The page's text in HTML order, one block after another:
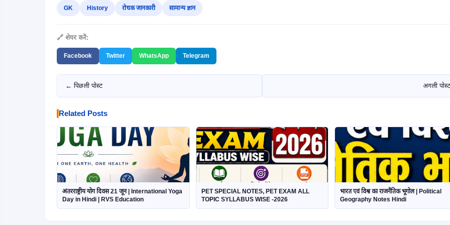
GK History रोचक जानकारी सामान्य ज्ञान
🔗 शेयर करें:
Facebook Twitter WhatsApp Telegram
← पिछली पोस्ट अगली
Related Posts
अंतरराष्ट्रीय योग दिवस 21 जून | International Yoga
Day in Hindi | RVS Education
PET SPECIAL NOTES, PET EXAM ALL
TOPIC SYLLABUS WISE -2026
भारत एवं विश्व का राजनैतिक भूगोल | Political
Geography Notes Hindi